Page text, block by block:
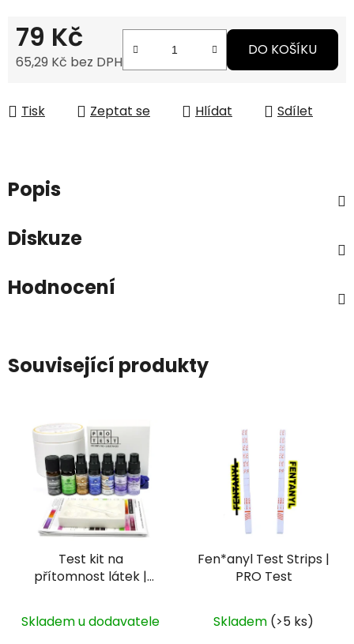
79 Kč
65,29 Kč bez DPH
DO KOŠÍKU
Tisk Zeptat se Hlídat Sdílet
Popis
Diskuze
Hodnocení
Související produkty
Test kit na
přítomnost látek |
Skladem u dodavatele
Fen*anyl Test Strips |
PRO Test
hodnocení
Skladem (>5 ks)